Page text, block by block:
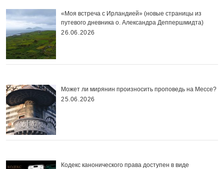
«Моя встреча с Ирландией» (новые страницы из
путевого дневника о. Александра Деппершмидта)
26.06.2026
Может ли мирянин произносить проповедь на Мессе?
25.06.2026
Кодекс канонического права доступен в виде